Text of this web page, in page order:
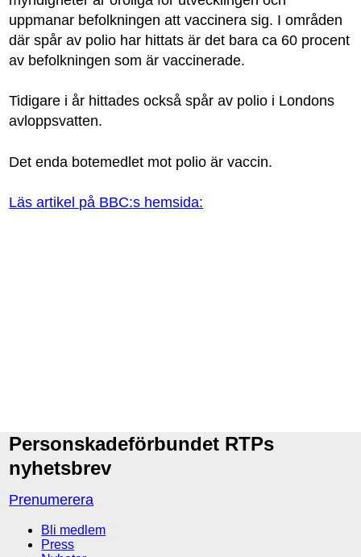
uppmanar befolkningen att vaccinera sig. I områden
där spår av polio har hittats är det bara ca 60 procent
av befolkningen som är vaccinerade.
Tidigare i år hittades också spår av polio i Londons
avloppsvatten.
Det enda botemedlet mot polio är vaccin.
Läs artikel på BBC:s hemsida:
Personskadeförbundet RTPs
nyhetsbrev
Prenumerera
Bli medlem
Press